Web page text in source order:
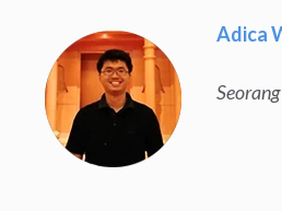
Adica